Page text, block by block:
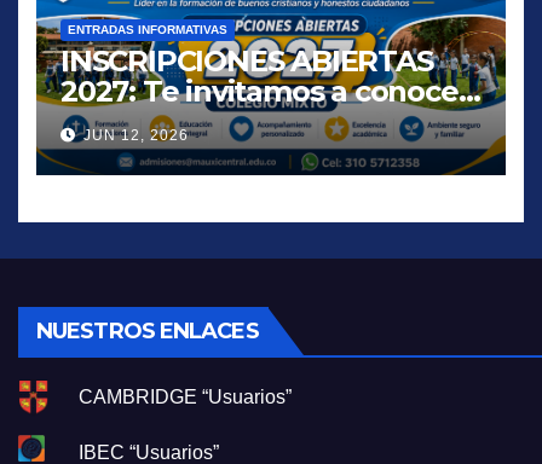
ENTRADAS INFORMATIVAS
INSCRIPCIONES ABIERTAS
2027: Te invitamos a conocer
una propuesta educativa que
inspira, acompaña y
transforma vidas.
JUN 12, 2026
NUESTROS ENLACES
CAMBRIDGE “Usuarios”
IBEC “Usuarios”